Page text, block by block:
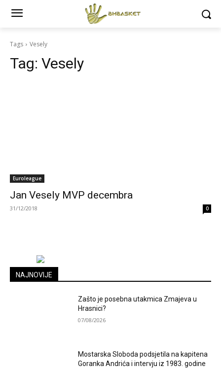
Tags Vesely
Tag: Vesely
Euroleague
Jan Vesely MVP decembra
31/12/2018 0
NAJNOVIJE
Zašto je posebna utakmica Zmajeva u
Hrasnici?
07/08/2026
Mostarska Sloboda podsjetila na kapitena
Goranka Andrića i intervju iz 1983. godine